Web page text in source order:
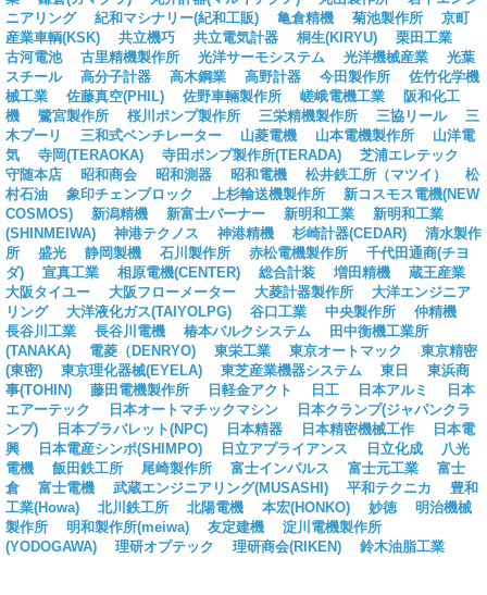
ニアリング
紀和マシナリー(紀和工販) 亀倉精機 菊池製作所
京町
産業車輌(KSK)
共立機巧 共立電気計器 桐生(KIRYU)
栗田工業
古河電池
古里精機製作所 光洋サーモシステム 光洋機械産業
光葉
スチール
高分子計器 高木鋼業 高野計器 今田製作所
佐竹化学機
械工業
佐藤真空(PHIL) 佐野車輛製作所 嵯峨電機工業
阪和化工
機
鷺宮製作所 桜川ポンプ製作所 三栄精機製作所 三協リール
三
木プーリ
三和式ベンチレーター 山菱電機 山本電機製作所
山洋電
気
寺岡(TERAOKA) 寺田ポンプ製作所(TERADA)
芝浦エレテック
守随本店
昭和商会 昭和測器 昭和電機 松井鉄工所（マツイ）
松
村石油
象印チェンブロック 上杉輸送機製作所
新コスモス電機(NEW
COSMOS)
新潟精機 新富士バーナー 新明和工業
新明和工業
(SHINMEIWA)
神港テクノス 神港精機 杉崎計器(CEDAR)
清水製作
所
盛光 静岡製機 石川製作所 赤松電機製作所
千代田通商(チヨ
ダ)
宣真工業 相原電機(CENTER) 総合計装 増田精機
蔵王産業
大阪タイユー
大阪フローメーター 大菱計器製作所
大洋エンジニア
リング
大洋液化ガス(TAIYOLPG) 谷口工業 中央製作所
仲精機
長谷川工業
長谷川電機 椿本バルクシステム
田中衡機工業所
(TANAKA)
電菱（DENRYO) 東栄工業 東京オートマック
東京精密
(東密)
東京理化器械(EYELA) 東芝産業機器システム 東日
東浜商
事(TOHIN)
藤田電機製作所 日軽金アクト 日工 日本アルミ
日本
エアーテック
日本オートマチックマシン
日本クランプ(ジャパンクラ
ンプ)
日本プラパレット(NPC) 日本精器 日本精密機械工作
日本電
興
日本電産シンポ(SHIMPO) 日立アプライアンス 日立化成
八光
電機
飯田鉄工所 尾崎製作所 富士インパルス 富士元工業
富士
倉
富士電機 武蔵エンジニアリング(MUSASHI) 平和テクニカ
豊和
工業(Howa)
北川鉄工所 北陽電機 本宏(HONKO) 妙徳
明治機械
製作所
明和製作所(meiwa) 友定建機
淀川電機製作所
(YODOGAWA)
理研オプテック 理研商会(RIKEN) 鈴木油脂工業